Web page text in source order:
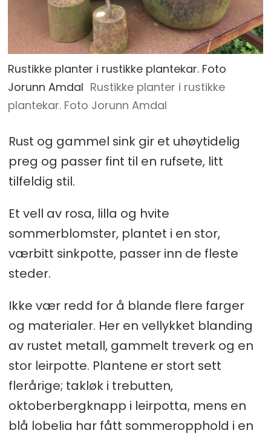
Rustikke planter i rustikke plantekar. Foto
Jorunn Amdal Rustikke planter i rustikke
plantekar. Foto Jorunn Amdal
Rust og gammel sink gir et uhøytidelig
preg og passer fint til en rufsete, litt
tilfeldig stil.
Et vell av rosa, lilla og hvite
sommerblomster, plantet i en stor,
værbitt sinkpotte, passer inn de fleste
steder.
Ikke vær redd for å blande flere farger
og materialer. Her en vellykket blanding
av rustet metall, gammelt treverk og en
stor leirpotte. Plantene er stort sett
flerårige; takløk i trebutten,
oktoberbergknapp i leirpotta, mens en
blå lobelia har fått sommeropphold i en